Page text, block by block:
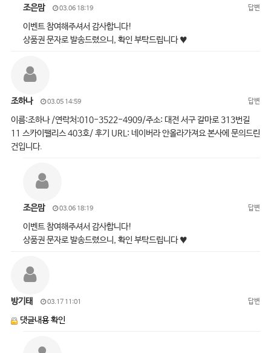
조은맘 03.06 18:19 답변
이벤트 참여해주셔서 감사합니다!
상품권 문자로 발송드렸으니, 확인 부탁드립니다 ♥
조하나 03.05 14:59 답변
이름:조하나 /연락처:010-3522-4909/주소: 대전 서구 갈마로 313번길
11 스카이팰리스 403호/ 후기 URL: 네이버라 안올라가져요 본사에 문의드린
건입니다.
조은맘 03.06 18:19 답변
이벤트 참여해주셔서 감사합니다!
상품권 문자로 발송드렸으니, 확인 부탁드립니다 ♥
방기태 03.17 11:01 답변
댓글내용 확인